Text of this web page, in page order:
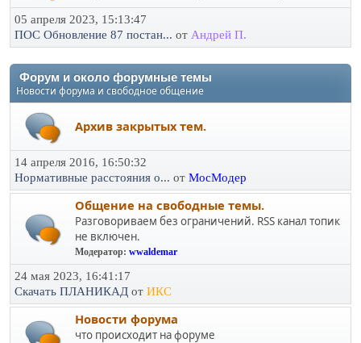
05 апреля 2023, 15:13:47
ПОС Обновление 87 постан... от Андрей П.
Форум и около форумные темы
Новости форума и свободное общение
Архив закрытых тем.
14 апреля 2016, 16:50:32
Нормативные расстояния о... от МосМодер
Общение на свободные темы.
Разговориваем без ограничений. RSS канал топик
не включен.
Модератор: wwaldemar
24 мая 2023, 16:41:17
Скачать ПЛАНИКАД от ИКС
Новости форума
что происходит на форуме